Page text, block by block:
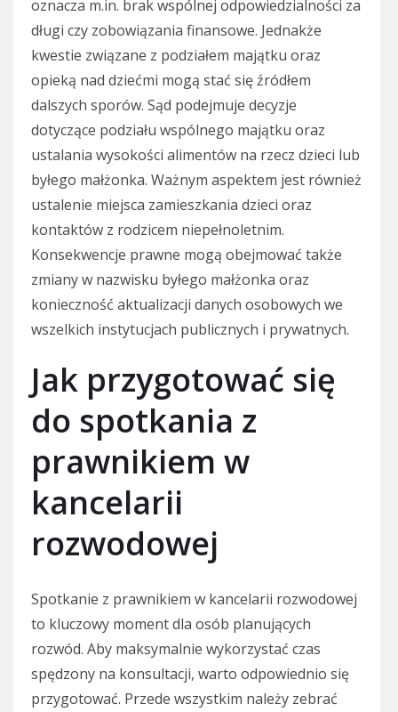
oznacza m.in. brak wspólnej odpowiedzialności za
długi czy zobowiązania finansowe. Jednakże
kwestie związane z podziałem majątku oraz
opieką nad dziećmi mogą stać się źródłem
dalszych sporów. Sąd podejmuje decyzje
dotyczące podziału wspólnego majątku oraz
ustalania wysokości alimentów na rzecz dzieci lub
byłego małżonka. Ważnym aspektem jest również
ustalenie miejsca zamieszkania dzieci oraz
kontaktów z rodzicem niepełnoletnim.
Konsekwencje prawne mogą obejmować także
zmiany w nazwisku byłego małżonka oraz
konieczność aktualizacji danych osobowych we
wszelkich instytucjach publicznych i prywatnych.
Jak przygotować się
do spotkania z
prawnikiem w
kancelarii
rozwodowej
Spotkanie z prawnikiem w kancelarii rozwodowej
to kluczowy moment dla osób planujących
rozwód. Aby maksymalnie wykorzystać czas
spędzony na konsultacji, warto odpowiednio się
przygotować. Przede wszystkim należy zebrać